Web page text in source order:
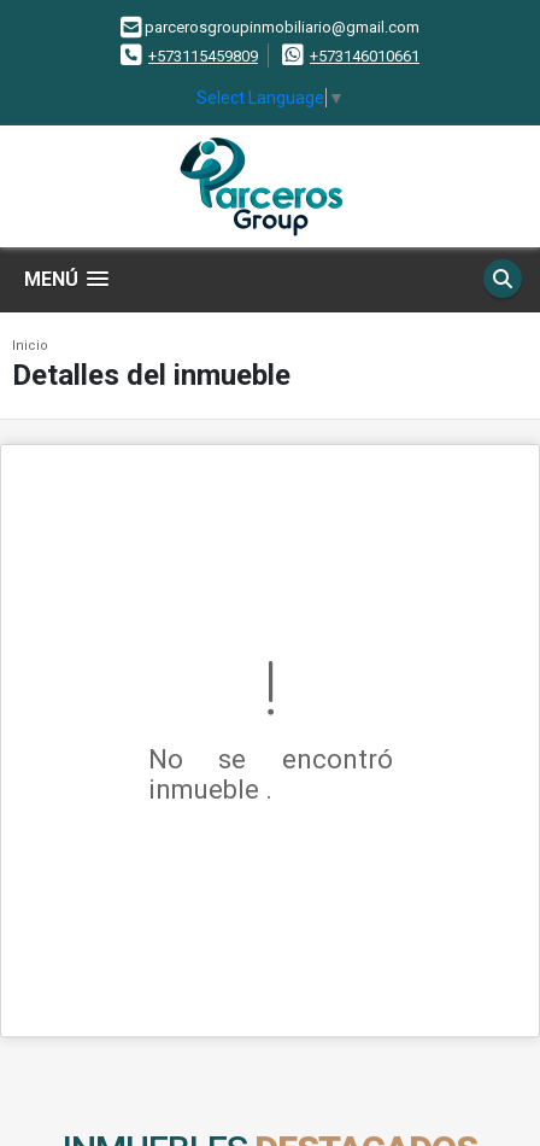
parcerosgroupinmobiliario@gmail.com
+573115459809
+573146010661
Select Language ▼
MENÚ
Inicio
Detalles del inmueble
No se encontró
inmueble .